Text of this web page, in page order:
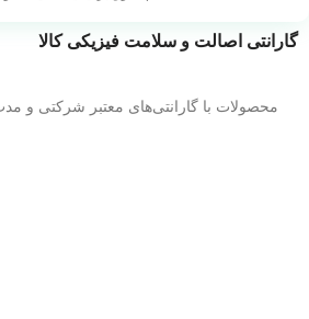
گارانتی اصالت و سلامت فیزیکی کالا